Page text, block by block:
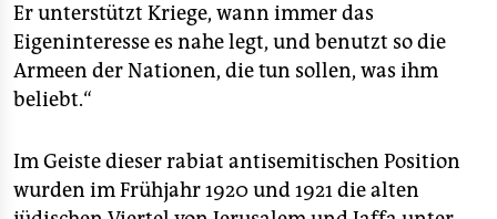
Er unterstützt Kriege, wann immer das
Eigeninteresse es nahe legt, und benutzt so die
Armeen der Nationen, die tun sollen, was ihm
beliebt.“
Im Geiste dieser rabiat antisemitischen Position
wurden im Frühjahr 1920 und 1921 die alten